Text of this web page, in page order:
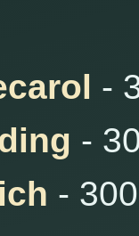
-
-
-